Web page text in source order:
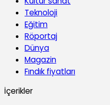
Teknoloji
Eğitim
Röportaj
Dünya
Magazin
Fındık fiyatları
İçerikler